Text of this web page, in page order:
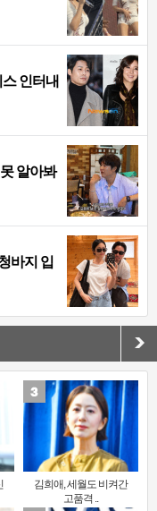
스 인터내
알아봐
바지 입
김희애, 세월도 비켜간
고품격 ..